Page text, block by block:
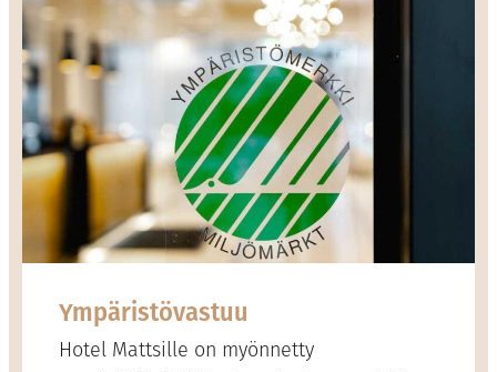
Ympäristövastuu
Hotel Mattsille on myönnetty